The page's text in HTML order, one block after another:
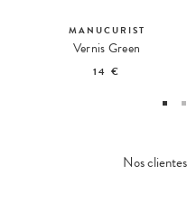
MANUCURIST
Vernis Green
14 €
Nos